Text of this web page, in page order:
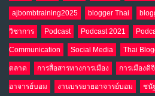
10 อินโดนีเซีย กับเกมอำนาจที่มอ
เม.ย. 19, 2026
NO COMMENTS
ajbombtraining2025 blogger Thai
วิชาการ Podcast Podcast 2021
Communication Social Media Thai
ตลาด การสื่อสารทางการเมือง การเมืองดิ
อาจารย์บอม งานบรรยายอาจารย์บอม ชนั